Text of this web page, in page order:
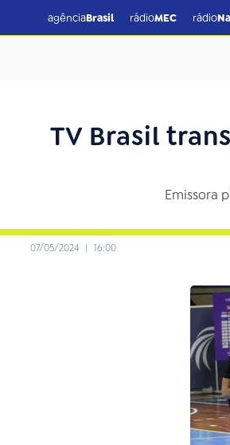
agênciaBrasil rádioMEC rádio
TV Brasil
Emissora
07/05/2024 | 16:00